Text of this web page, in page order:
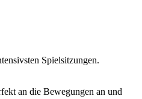
Spielsitzungen.
an die Bewegungen an und